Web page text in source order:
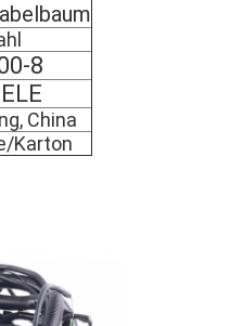
8
China
Karton